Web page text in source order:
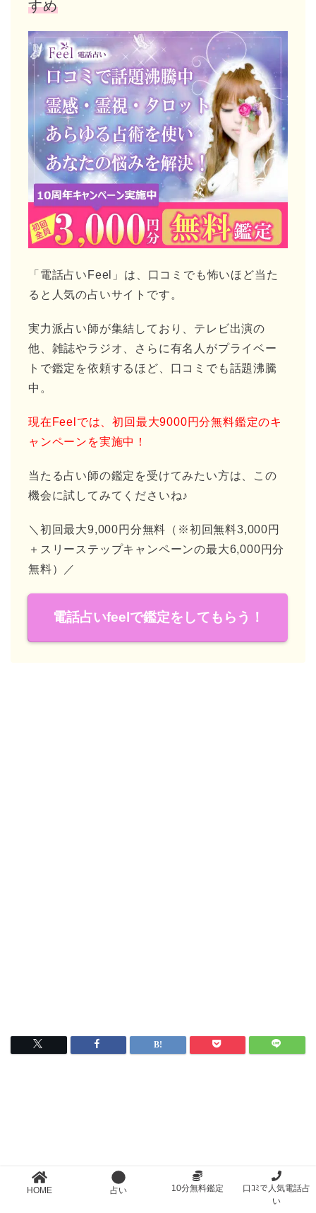
すめ
「電話占いFeel」は、口コミでも怖いほど当た
ると人気の占いサイトです。
実力派占い師が集結しており、テレビ出演の
他、雑誌やラジオ、さらに有名人がプライベー
トで鑑定を依頼するほど、口コミでも話題沸騰
中。
現在Feelでは、初回最大9000円分無料鑑定のキ
ャンペーンを実施中！
当たる占い師の鑑定を受けてみたい方は、この
機会に試してみてくださいね♪
＼初回最大9,000円分無料（※初回無料3,000円
＋スリーステップキャンペーンの最大6,000円分
無料）／
電話占いfeelで鑑定をしてもらう！
HOME 占い 10分無料鑑定
口ｺﾐで人気電話占
い